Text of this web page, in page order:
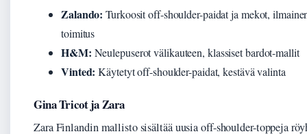
Zalando: Turkoosit off-shoulder-paidat ja mekot,
toimitus
H&M: Neulepuserot välikauteen, klassiset bardot-mallit
Vinted: Käytetyt off-shoulder-paidat, kestävä valinta
Gina Tricot ja Zara
Zara Finlandin mallisto sisältää uusia off-shoulder-toppeja